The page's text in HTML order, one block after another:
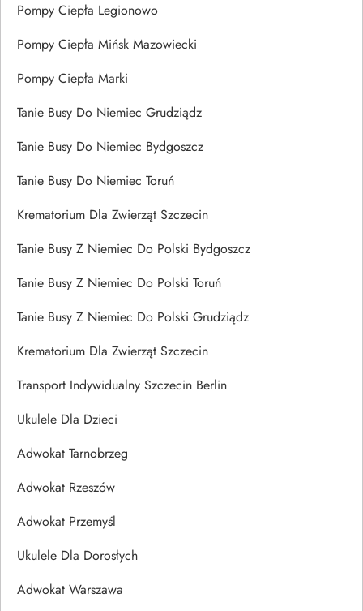
Pompy Ciepła Legionowo
Pompy Ciepła Mińsk Mazowiecki
Pompy Ciepła Marki
Tanie Busy Do Niemiec Grudziądz
Tanie Busy Do Niemiec Bydgoszcz
Tanie Busy Do Niemiec Toruń
Krematorium Dla Zwierząt Szczecin
Tanie Busy Z Niemiec Do Polski Bydgoszcz
Tanie Busy Z Niemiec Do Polski Toruń
Tanie Busy Z Niemiec Do Polski Grudziądz
Krematorium Dla Zwierząt Szczecin
Transport Indywidualny Szczecin Berlin
Ukulele Dla Dzieci
Adwokat Tarnobrzeg
Adwokat Rzeszów
Adwokat Przemyśl
Ukulele Dla Dorosłych
Adwokat Warszawa